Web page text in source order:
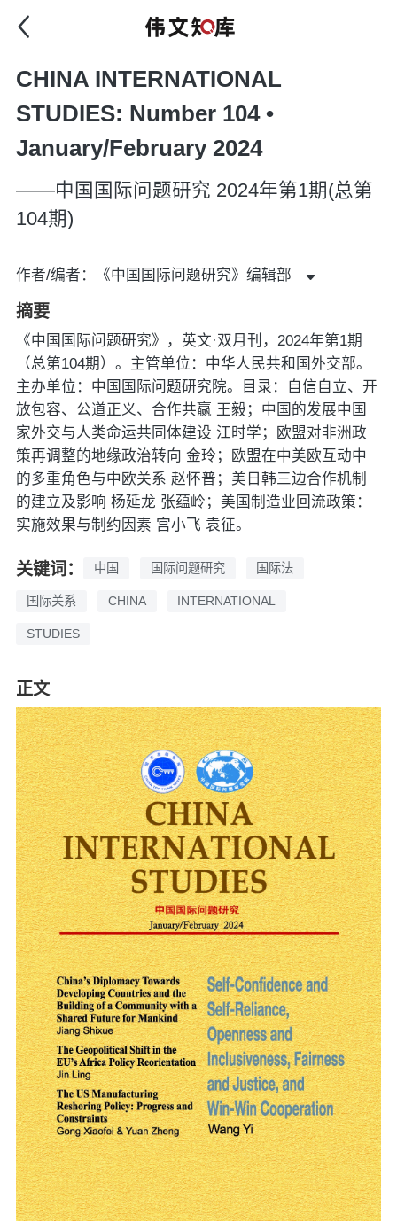
CHINA INTERNATIONAL
STUDIES: Number 104 •
January/February 2024
——中国国际问题研究 2024年第1期(总第
104期)
作者/编者：《中国国际问题研究》编辑部
摘要
《中国国际问题研究》，英文·双月刊，2024年第1期
（总第104期）。主管单位：中华人民共和国外交部。
主办单位：中国国际问题研究院。目录：自信自立、开
放包容、公道正义、合作共赢 王毅；中国的发展中国
家外交与人类命运共同体建设 江时学；欧盟对非洲政
策再调整的地缘政治转向 金玲；欧盟在中美欧互动中
的多重角色与中欧关系 赵怀普；美日韩三边合作机制
的建立及影响 杨延龙 张蕴岭；美国制造业回流政策：
实施效果与制约因素 宫小飞 袁征。
关键词： 中国 国际问题研究 国际法
国际关系 CHINA INTERNATIONAL
STUDIES
正文